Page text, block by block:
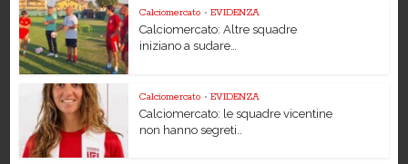
Calciomercato • EVIDENZA
Calciomercato: Altre squadre
iniziano a sudare…
Calciomercato • EVIDENZA
Calciomercato: le squadre vicentine
non hanno segreti..